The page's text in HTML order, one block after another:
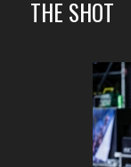
THE SHOT